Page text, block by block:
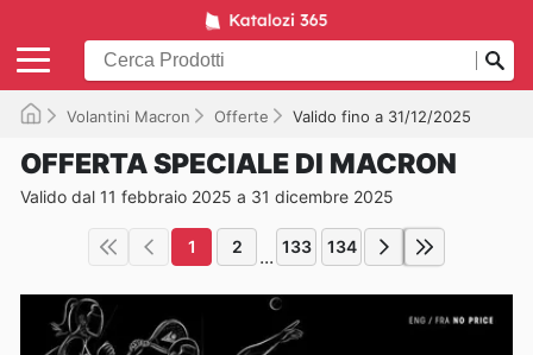
Volantini Macron Offerte Valido fino a 31/12/2025
OFFERTA SPECIALE DI MACRON
Valido dal 11 febbraio 2025 a 31 dicembre 2025
1 2 ... 133 134